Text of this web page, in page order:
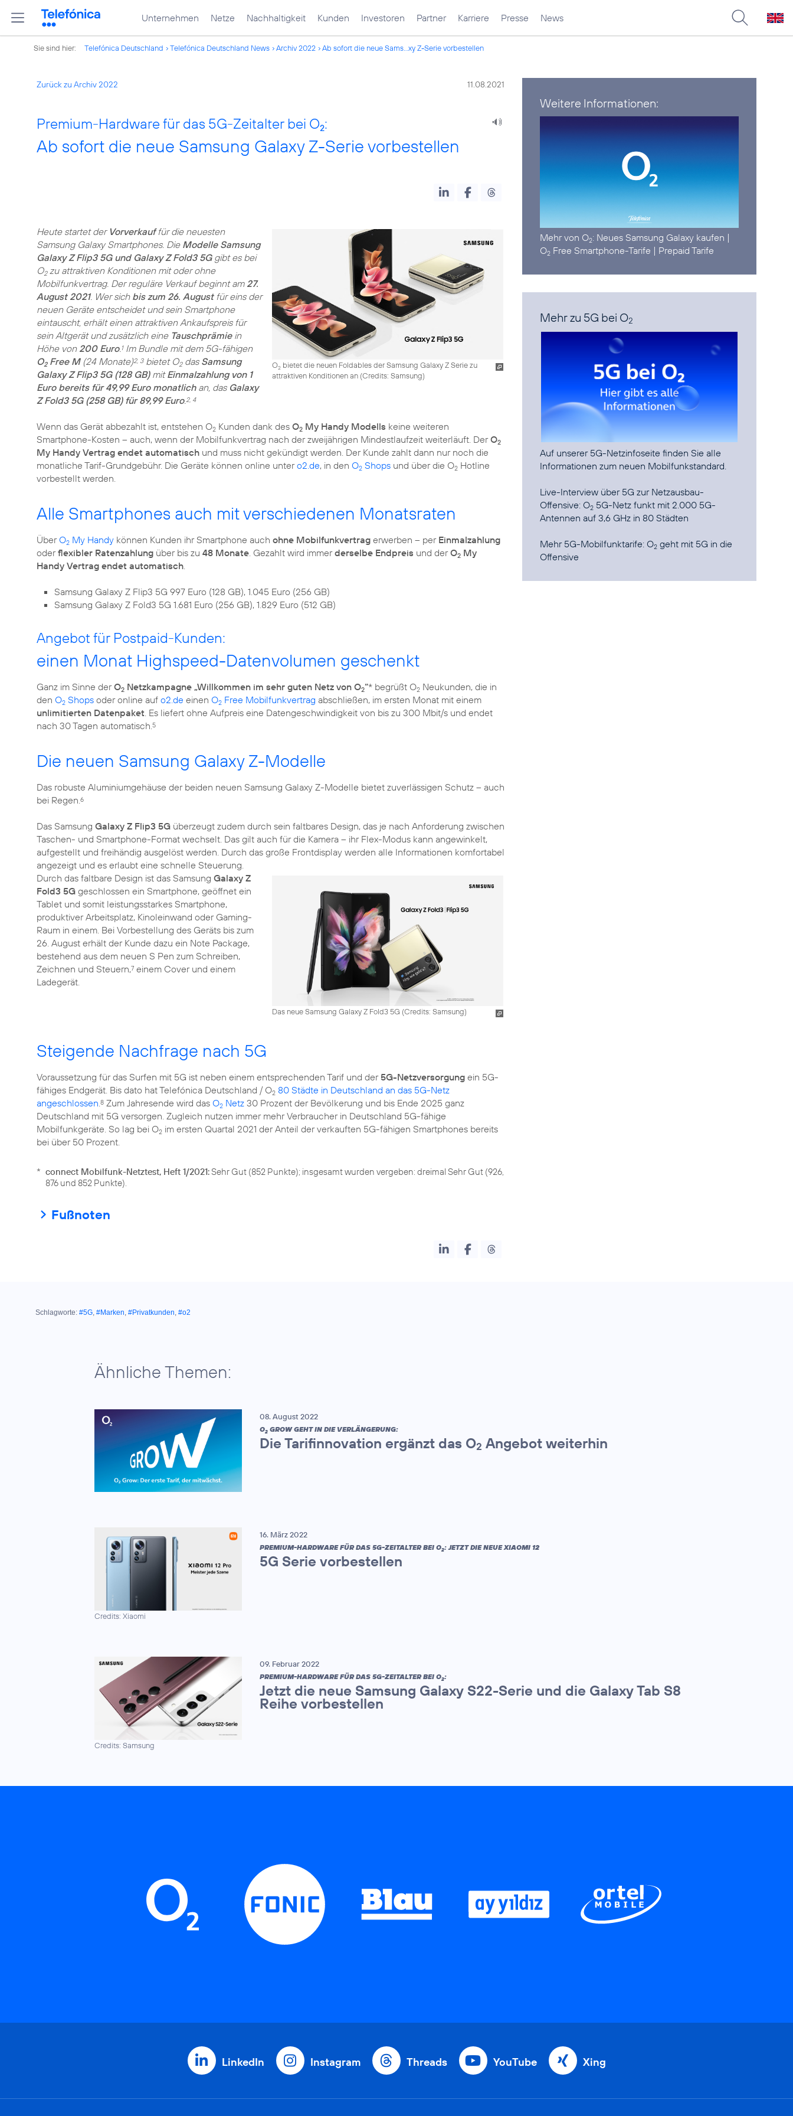
Unternehmen Netze Nachhaltigkeit Kunden Investoren Partner Karriere Presse News
Sie sind hier: Telefónica Deutschland Telefónica Deutschland News Archiv 2022 Ab sofort die neue Sams...xy Z-Serie vorbestellen
Zurück zu Archiv 2022 11.08.2021
Premium-Hardware für das 5G-Zeitalter bei O2:
Ab sofort die neue Samsung Galaxy Z-Serie vorbestellen
O2bietet die neuen Foldables der Samsung Galaxy Z Serie zu
attraktiven Konditionen an (Credits: Samsung)
Heute startet der Vorverkauffür die neuesten
Samsung Galaxy Smartphones. Die Modelle Samsung
Galaxy Z Flip3 5G und Galaxy Z Fold3 5Ggibt es bei
O2zu attraktiven Konditionen mit oder ohne
Mobilfunkvertrag. Der reguläre Verkauf beginnt am 27.
August 2021. Wer sich bis zum 26. Augustfür eins der
neuen Geräte entscheidet und sein Smartphone
eintauscht, erhält einen attraktiven Ankaufspreis für
sein Altgerät und zusätzlich eine Tauschprämiein
Höhe von 200 Euro.1Im Bundle mit dem 5G-fähigen
O2Free M(24 Monate)2, 3bietet O2das Samsung
Galaxy Z Flip3 5G (128 GB)mitEinmalzahlung von 1
Euro bereits für 49,99 Euro monatlichan, das Galaxy
Z Fold3 5G (258 GB) für 89,99 Euro.2, 4
Wenn das Gerät abbezahlt ist, entstehen O2 Kunden dank des O2 My Handy Modells keine weiteren
Smartphone-Kosten – auch, wenn der Mobilfunkvertrag nach der zweijährigen Mindestlaufzeit weiterläuft. DerO2
My Handy Vertrag endet automatisch und muss nicht gekündigt werden. Der Kunde zahlt dann nur noch die
monatliche Tarif-Grundgebühr. Die Geräte können online untero2.de, in den O2 Shops und über die O2 Hotline
vorbestellt werden.
Alle Smartphones auch mit verschiedenen Monatsraten
ÜberO2 My Handy können Kunden ihr Smartphone auch ohne Mobilfunkvertrag erwerben – per Einmalzahlung
oderflexibler Ratenzahlung über bis zu 48 Monate. Gezahlt wird immerderselbe Endpreis und derO2 My
Handy Vertrag endet automatisch.
Samsung Galaxy Z Flip3 5G 997 Euro (128 GB), 1.045 Euro (256 GB)
Samsung Galaxy Z Fold3 5G 1.681 Euro (256 GB), 1.829 Euro (512 GB)
Angebot für Postpaid-Kunden:
einen Monat Highspeed-Datenvolumen geschenkt
Ganz im Sinne derO2 Netzkampagne „Willkommen im sehr guten Netz von O2“* begrüßt O2 Neukunden, die in
den O2 Shops oder online auf o2.de einen O2 Free Mobilfunkvertrag abschließen, im ersten Monat mit einem
unlimitierten Datenpaket. Es liefert ohne Aufpreis eine Datengeschwindigkeit von bis zu 300 Mbit/s und endet
nach 30 Tagen automatisch.5
Die neuen Samsung Galaxy Z-Modelle
Das robuste Aluminiumgehäuse der beiden neuen Samsung Galaxy Z-Modelle bietet zuverlässigen Schutz – auch
bei Regen.6
Das Samsung Galaxy Z Flip3 5G überzeugt zudem durch sein faltbares Design, das je nach Anforderung zwischen
Taschen- und Smartphone-Format wechselt. Das gilt auch für die Kamera – ihr Flex-Modus kann angewinkelt,
aufgestellt und freihändig ausgelöst werden. Durch das große Frontdisplay werden alle Informationen komfortabel
angezeigt und es erlaubt eine schnelle Steuerung.
Das neue Samsung Galaxy Z Fold3 5G (Credits: Samsung)
Durch das faltbare Design ist das Samsung Galaxy Z
Fold3 5G geschlossen ein Smartphone, geöffnet ein
Tablet und somit leistungsstarkes Smartphone,
produktiver Arbeitsplatz, Kinoleinwand oder Gaming-
Raum in einem. Bei Vorbestellung des Geräts bis zum
26. August erhält der Kunde dazu ein Note Package,
bestehend aus dem neuen S Pen zum Schreiben,
Zeichnen und Steuern,7 einem Cover und einem
Ladegerät.
Steigende Nachfrage nach 5G
Voraussetzung für das Surfen mit 5G ist neben einem entsprechenden Tarif und der5G-Netzversorgung ein 5G-
fähiges Endgerät. Bis dato hat Telefónica Deutschland / O2 80 Städte in Deutschland an das 5G-Netz
angeschlossen 8 Zum Jahresende wird das O2 Netz 30 Prozent der Bevölkerung und bis Ende 2025 ganz
Deutschland mit 5G versorgen. Zugleich nutzen immer mehr Verbraucher in Deutschland 5G-fähige
Mobilfunkgeräte. So lag bei O2 im ersten Quartal 2021 der Anteil der verkauften 5G-fähigen Smartphones bereits
bei über 50 Prozent.
* connect Mobilfunk-Netztest, Heft 1/2021:Sehr Gut (852 Punkte); insgesamt wurden vergeben: dreimal Sehr Gut (926,
876 und 852 Punkte).
Fußnoten
Weitere Informationen:
Mehr von O2: Neues Samsung Galaxy kaufen |
O2 Free Smartphone-Tarife | Prepaid Tarife
Mehr zu 5G bei O2
Auf unserer 5G-Netzinfoseite finden Sie alle
Informationen zum neuen Mobilfunkstandard.
Live-Interview über 5G zur Netzausbau-
Offensive: O2 5G-Netz funkt mit 2.000 5G-
Antennen auf 3,6 GHz in 80 Städten
Mehr 5G-Mobilfunktarife: O2 geht mit 5G in die
Offensive
Schlagworte: #5G, #Marken, #Privatkunden, #o2
Ähnliche Themen:
08. August 2022
O2 GROW GEHT IN DIE VERLÄNGERUNG:
Die Tarifinnovation ergänzt das O2 Angebot weiterhin
Credits: Xiaomi
16. März 2022
PREMIUM-HARDWARE FÜR DAS 5G-ZEITALTER BEI O2: JETZT DIE NEUE XIAOMI 12
5G Serie vorbestellen
Credits: Samsung
09. Februar 2022
PREMIUM-HARDWARE FÜR DAS 5G-ZEITALTER BEI O2:
Jetzt die neue Samsung Galaxy S22-Serie und die Galaxy Tab S8
Reihe vorbestellen
LinkedIn Instagram Threads YouTube Xing